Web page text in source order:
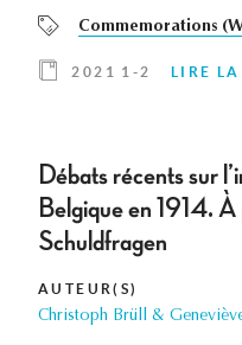
Commemorations
2021 1-2 LIRE
Débats récents sur
Belgique en 1914.
Schuldfragen
AUTEUR(S)
Christoph Brüll &